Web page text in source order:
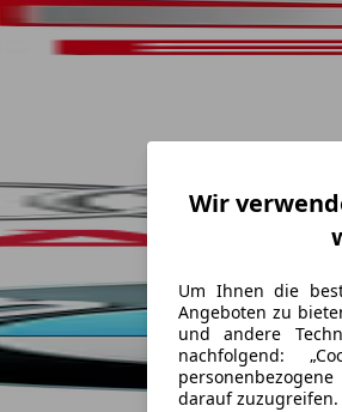
Wir
Um Ihnen die
Angeboten zu
und andere
nachfolgend:
darauf zuzugreifen.